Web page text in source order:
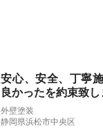
安心、安全、丁寧
良かったを約束致し
外壁塗装
静岡県浜松市中央区